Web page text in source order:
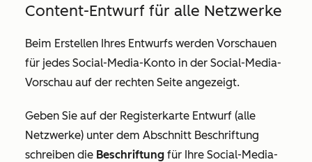
Content-Entwurf für alle Netzwerke
Beim Erstellen Ihres Entwurfs werden Vorschauen
für jedes Social-Media-Konto in der Social-Media-
Vorschau auf der rechten Seite angezeigt.
Geben Sie auf der Registerkarte Entwurf (alle
Netzwerke) unter dem Abschnitt Beschriftung
schreiben die Beschriftung für Ihre Social-Media-